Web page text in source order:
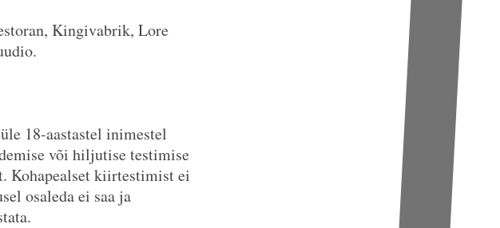
Kingivabrik, Lore
18-aastastel inimestel
või hiljutise testimise
Kohapealset kiirtestimist ei
osaleda ei saa ja